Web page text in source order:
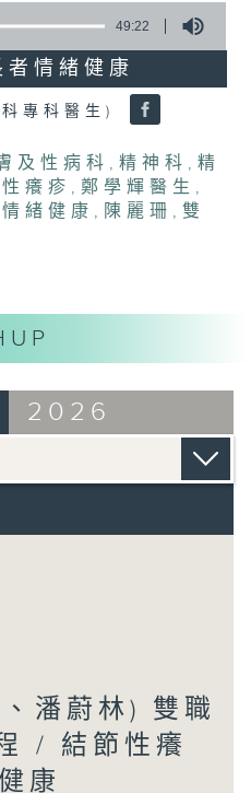
49:22
情緒健康
專科醫生)
及性病科 ,精神科 ,精
癢疹 ,鄭學輝醫生 ,
緒健康 , 陳麗珊 ,雙
2026
潘蔚林) 雙職
/ 結節性癢
康